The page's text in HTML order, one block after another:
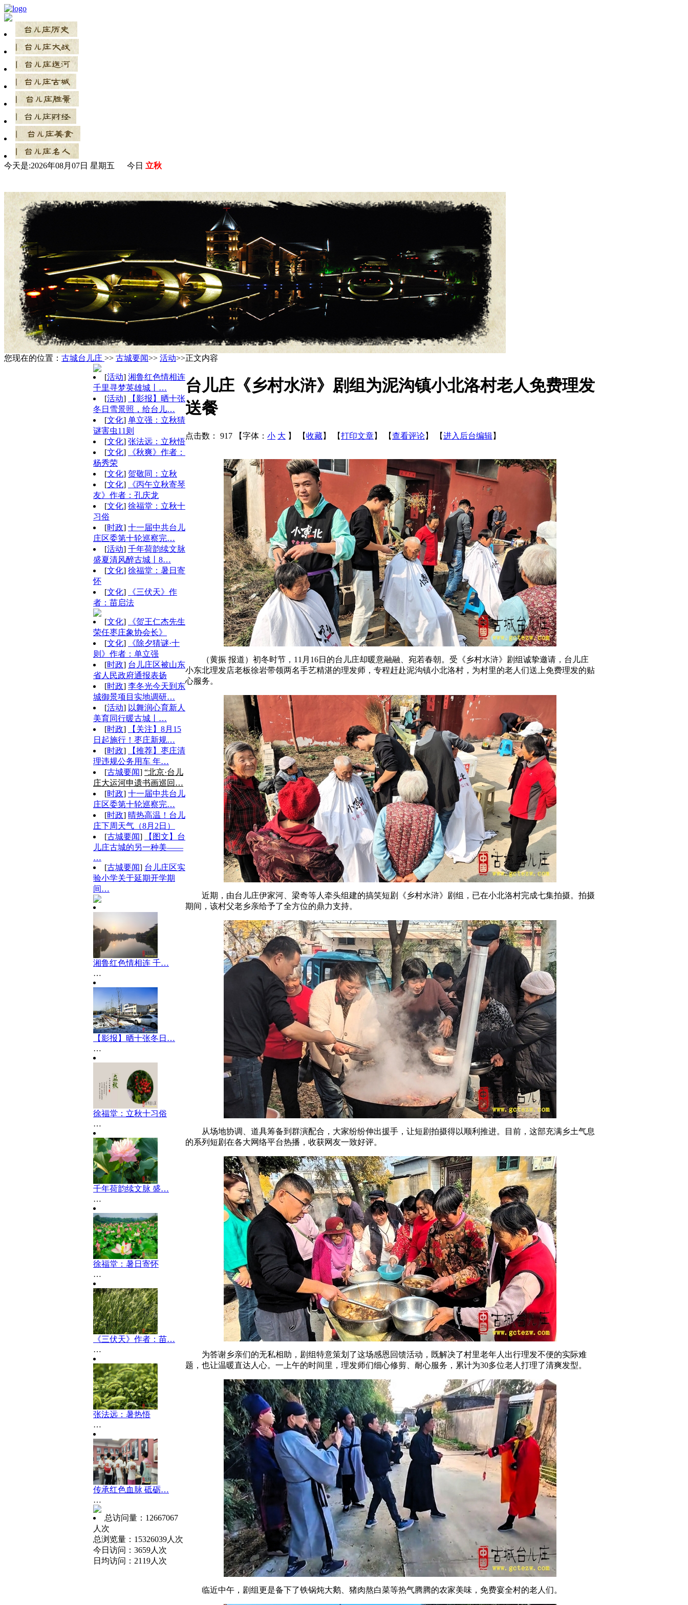
今天是:2026年08月07日 星期五 今日 立秋
您现在的位置： 古城台儿庄 >> 古城要闻>> 活动>>正文内容
[活动] 湘鲁红色情相连
千里寻梦英雄城丨…
[活动]
【影报】晒十张
冬日雪景照，给台儿…
[文化] 单立强：立秋猜
谜害虫11则
[文化] 张法远：立秋悟
[文化]
《秋爽》作者：
杨秀荣
[文化] 贺敬同：立秋
[文化]
《丙午立秋寄琴
友》作者：孔庆龙
[文化] 徐福堂：立秋十
习俗
[时政] 十一届中共台儿
庄区委第十轮巡察完…
[活动] 千年荷韵续文脉
盛夏清风醉古城丨8…
[文化] 徐福堂：暑日寄
怀
[文化]
《三伏天》作
者：苗启法
[文化]
《贺王仁杰先生
荣任枣庄象协会长》
[文化]
《除夕猜谜·十
则》作者：单立强
[时政] 台儿庄区被山东
省人民政府通报表扬
[时政] 李冬光今天到东
城御景项目实地调研…
[活动] 以舞润心育新人
美育同行暖古城丨…
[时政]
【关注】8月15
日起施行！枣庄新规…
[时政]
【推荐】枣庄清
理违规公务用车 年…
[古城要闻] “北京·台儿
庄大运河申遗书画巡回…
[时政] 十一届中共台儿
庄区委第十轮巡察完…
[时政] 晴热高温！台儿
庄下周天气（8月2日）
[古城要闻]
【图文】台
儿庄古城的另一种美——
…
[古城要闻] 台儿庄区实
验小学关于延期开学期
间…
湘鲁红色情相连 千…
…
【影报】晒十张冬日…
…
徐福堂：立秋十习俗
…
千年荷韵续文脉 盛…
…
徐福堂：暑日寄怀
…
《三伏天》作者：苗…
…
张法远：暑热悟
…
传承红色血脉 砥砺…
…
总访问量：12667067
人次
总浏览量：15326039人次
今日访问：3659人次
日均访问：2119人次
台儿庄《乡村水浒》剧组为泥沟镇小北洛村老人免费理发
送餐
点击数： 917 【字体： 小 大 】 【收藏】 【打印文章】 【查看评论】 【进入后台编辑】
（黄振 报道）初冬时节，11月16日的台儿庄却暖意融融、宛若春朝。受《乡村水浒》剧组诚挚邀请，台儿庄
小东北理发店老板徐岩带领两名手艺精湛的理发师，专程赶赴泥沟镇小北洛村，为村里的老人们送上免费理发的贴
心服务。
近期，由台儿庄伊家河、梁奇等人牵头组建的搞笑短剧《乡村水浒》剧组，已在小北洛村完成七集拍摄。拍摄
期间，该村父老乡亲给予了全方位的鼎力支持。
从场地协调、道具筹备到群演配合，大家纷纷伸出援手，让短剧拍摄得以顺利推进。目前，这部充满乡土气息
的系列短剧在各大网络平台热播，收获网友一致好评。
为答谢乡亲们的无私相助，剧组特意策划了这场感恩回馈活动，既解决了村里老年人出行理发不便的实际难
题，也让温暖直达人心。一上午的时间里，理发师们细心修剪、耐心服务，累计为30多位老人打理了清爽发型。
临近中午，剧组更是备下了铁锅炖大鹅、猪肉熬白菜等热气腾腾的农家美味，免费宴全村的老人们。